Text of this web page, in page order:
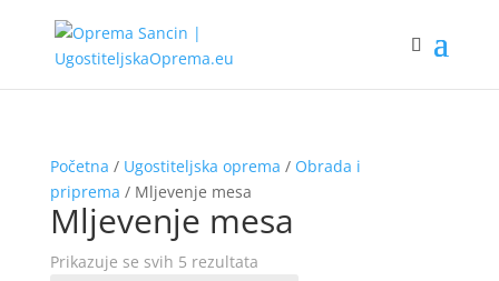
Početna / Ugostiteljska oprema / Obrada i
priprema / Mljevenje mesa
Mljevenje mesa
Prikazuje se svih 5 rezultata